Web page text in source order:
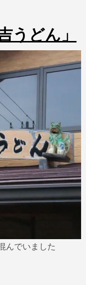
うどん」
んでいました